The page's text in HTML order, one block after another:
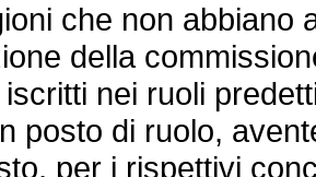
che non abbiano
della
nei ruoli
posto di ruolo,
per i rispettivi